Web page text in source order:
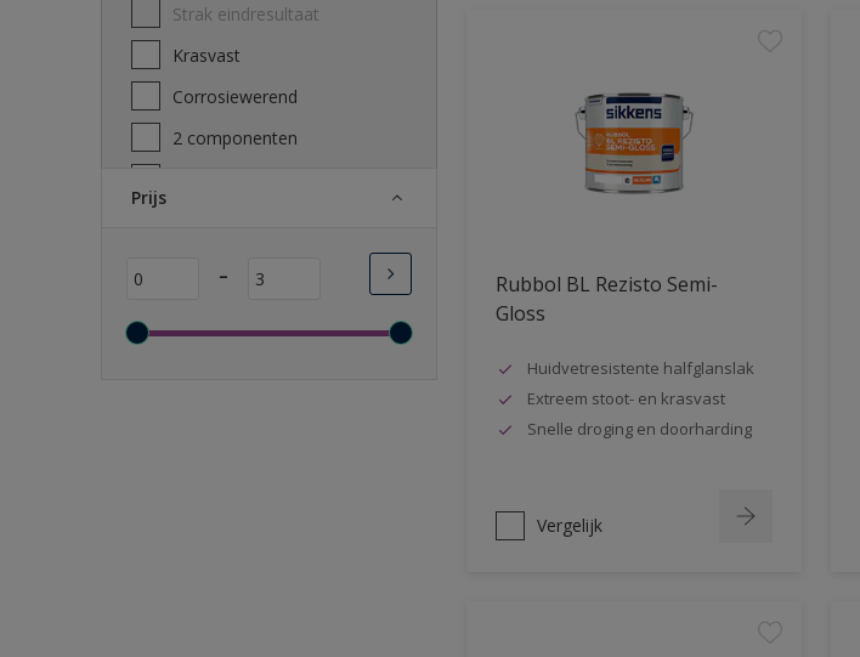
Strak eindresultaat
Krasvast
Corrosiewerend
2 componenten
Wasbaar
Sneldrogend
Prijs
-
Rubbol BL Rezisto Semi-
Gloss
Huidvetresistente halfglanslak
Extreem stoot- en krasvast
Snelle droging en doorharding
Vergelijk